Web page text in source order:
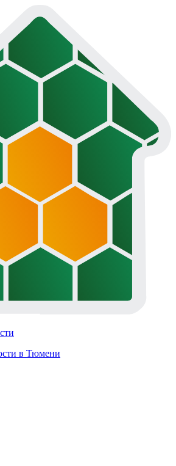
в Тюмени